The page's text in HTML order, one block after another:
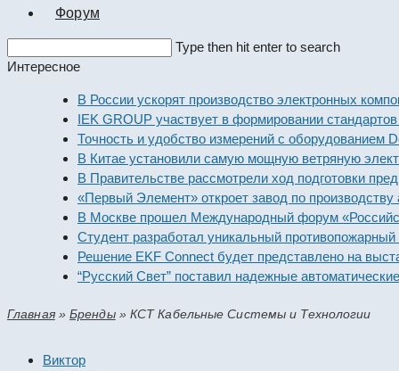
Форум
this
Type then hit enter to search
Интересное
В России ускорят производство электронных
IEK GROUP участвует в формировании стандартов
Точность и удобство измерений с оборудованием Dekraft
В Китае установили самую мощную ветряную
В Правительстве рассмотрели ход подготовки
«Первый Элемент» откроет завод по производству
В Москве прошел Международный форум «Российская
Студент разработал уникальный противопожарный
Решение EKF Connect будет представлено на
“Русский Свет” поставил надежные автоматические
Главная»Бренды» КСТ Кабельные Системы и Технологии
Виктор